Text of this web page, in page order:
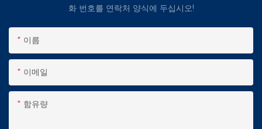
화 번호를 연락처 양식에 두십시오!
이름
이메일
함유량